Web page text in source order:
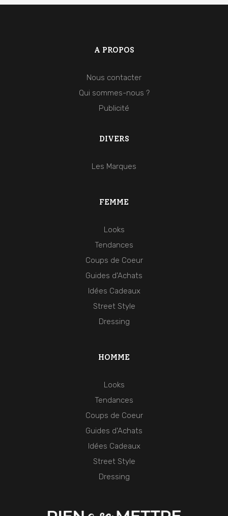
HOMME
Looks
Tendances
Coups de Coeur
Guides d'Achats
Idées Cadeaux
Street Style
Dressing
FEMME
Looks
Tendances
Coups de Coeur
Guides d'Achats
Idées Cadeaux
Street Style
Dressing
A PROPOS
Nous contacter
Qui sommes-nous ?
Publicité
DIVERS
Les Marques